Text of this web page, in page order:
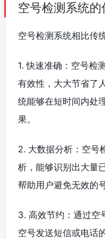
空号检测系统的
空号检测系统相比传
1. 快速准确：空号检
有效性，大大节省了
统能够在短时间内处
果。
2. 大数据分析：空号
析，能够识别出大量
帮助用户避免无效的
3. 高效节约：通过空
空号发送短信或电话